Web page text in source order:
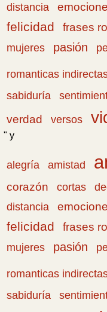
distancia
felicidad frases
mujeres
pasión
romanticas
sabiduría
verdad
versos
" y
alegría amistad
corazón
cortas
distancia
felicidad frases
mujeres
pasión
romanticas
sabiduría